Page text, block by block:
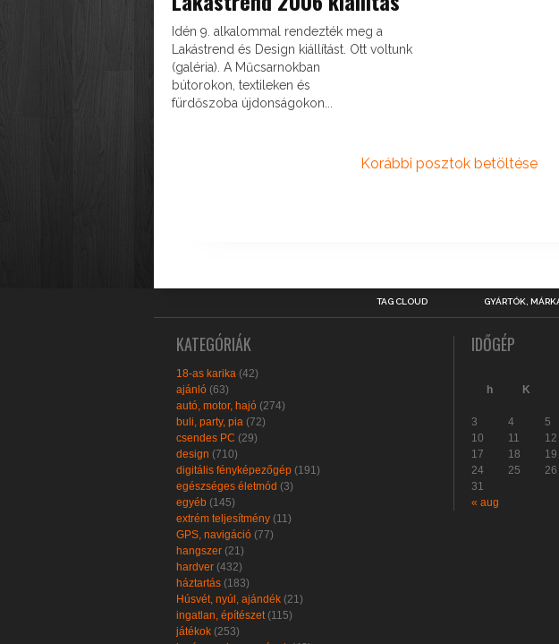
Idén 9. alkalommal rendezték meg a
Lakástrend és Design kiállítást. Ott voltunk
(galéria). A Műcsarnokban
bútorokon, textileken és
fürdőszoba újdonságokon...
Korábbi posztok betöltése
TAG CLOUD GYÁRTÓK,
KATEGÓRIÁK
18-as karika (42)
ajánló (63)
autó, motor, hajó (274)
buli, party, pia (72)
csendes PC (29)
design (710)
digitális fényképezőgép (191)
egészséges életmód (3)
egyéb (145)
extrém teljesítmény (11)
GPS, navigáció (77)
hangszer (21)
hardver (432)
háztartás (183)
Húsvét, nyúl, ajándék (21)
ingatlan, építészet(115)
játékok (253)
IDŐGÉP
h
K
3
4 5
10
11 12
17
18 19
24
25 26
31
« aug